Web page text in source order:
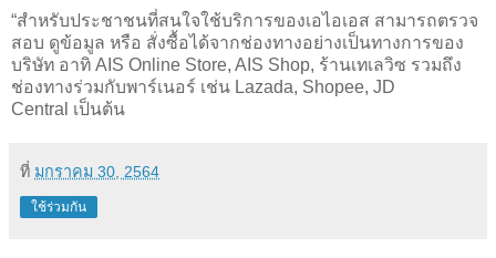
“สำหรับประชาชนที่สนใจใช้บริการของเอไอเอส สามารถตรวจ
สอบ ดูข้อมูล หรือ สั่งซื้อได้จากช่องทางอย่างเป็นทางการของ
บริษัท อาทิ AIS Online Store, AIS Shop, ร้านเทเลวิซ รวมถึง
ช่องทางร่วมกับพาร์เนอร์ เช่น Lazada, Shopee, JD
Central เป็นต้น
ที่ มกราคม 30, 2564
ใช้ร่วมกัน